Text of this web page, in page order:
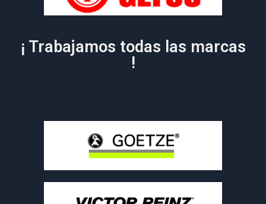
¡ Trabajamos todas las marcas
!